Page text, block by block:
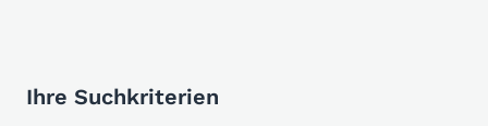
Ihre Suchkriterien